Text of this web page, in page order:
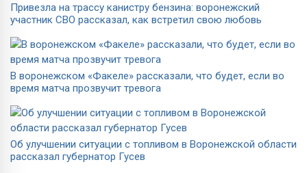
Привезла на трассу канистру бензина: воронежский
участник СВО рассказал, как встретил свою любовь
В воронежском «Факеле» рассказали, что будет, если во
время матча прозвучит тревога
Об улучшении ситуации с топливом в Воронежской области
рассказал губернатор Гусев